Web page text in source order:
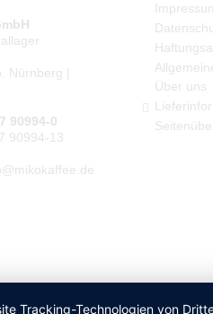
Nürnberg |
90994-0
90994-13
Über uns
Tracking-Technologien von